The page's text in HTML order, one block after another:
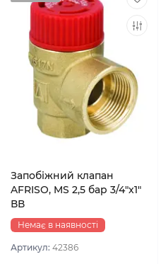
Запобіжний клапан
AFRISO, MS 2,5 бар 3/4"x1"
ВВ
Немає в наявності
Артикул: 42386